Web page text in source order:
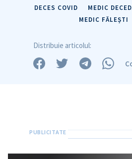
DECES COVID
MEDIC
MEDIC FĂLEȘTI
Distribuie articolul: